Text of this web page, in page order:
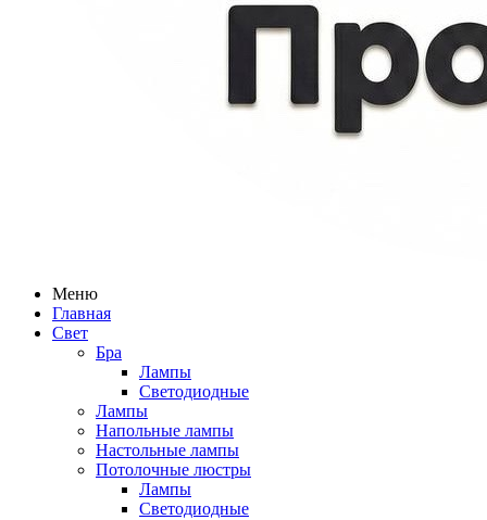
Меню
Главная
Свет
Бра
Лампы
Светодиодные
Лампы
Напольные лампы
Настольные лампы
Потолочные люстры
Лампы
Светодиодные